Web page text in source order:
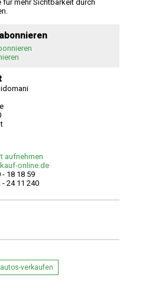
für mehr Sichtbarkeit durch
aufnehmen
online.de
- 18 18 59
- 24 11 240
autos-verkaufen